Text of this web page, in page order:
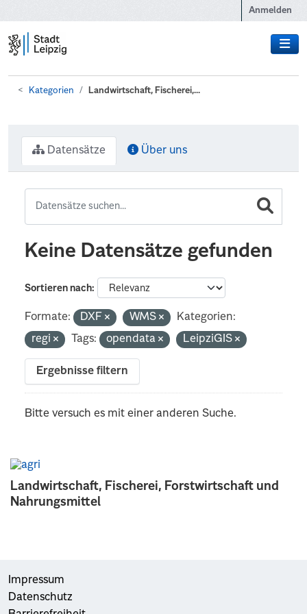
Anmelden
Kategorien Landwirtschaft, Fischerei,...
Landwirtschaft, Fischerei, Forstwirtschaft und
Nahrungsmittel
Datensätze Über uns
Keine Datensätze gefunden
Sortieren nach
Formate: DXF WMS
Kategorien:
regi
Tags: opendata LeipziGIS
Ergebnisse filtern
Bitte versuch es mit einer anderen Suche.
Impressum
Datenschutz